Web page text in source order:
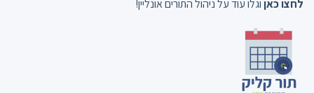
לחצו כאןוגלו עוד על ניהול התורים אונליין!